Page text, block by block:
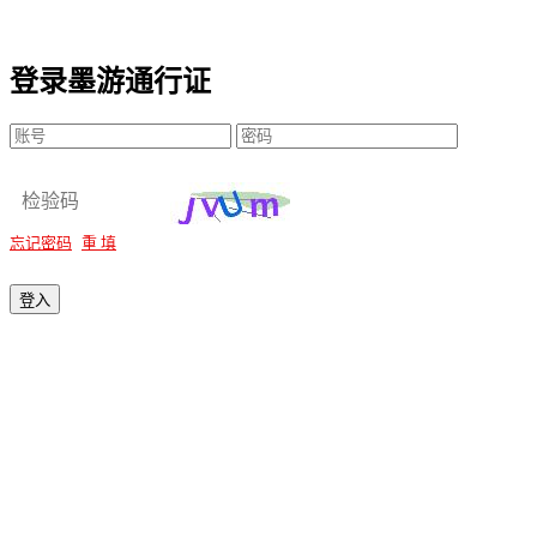
登录墨游通行证
忘记密码 重 填
登入